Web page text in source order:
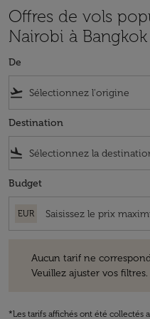
Offres de vols
Nairobi à Bangkok
De
flight_takeoff
Destination
flight_land
Budget
EUR
Aucun tarif ne
Veuillez ajuster vos filtres.
*Les tarifs affichés ont été collectés